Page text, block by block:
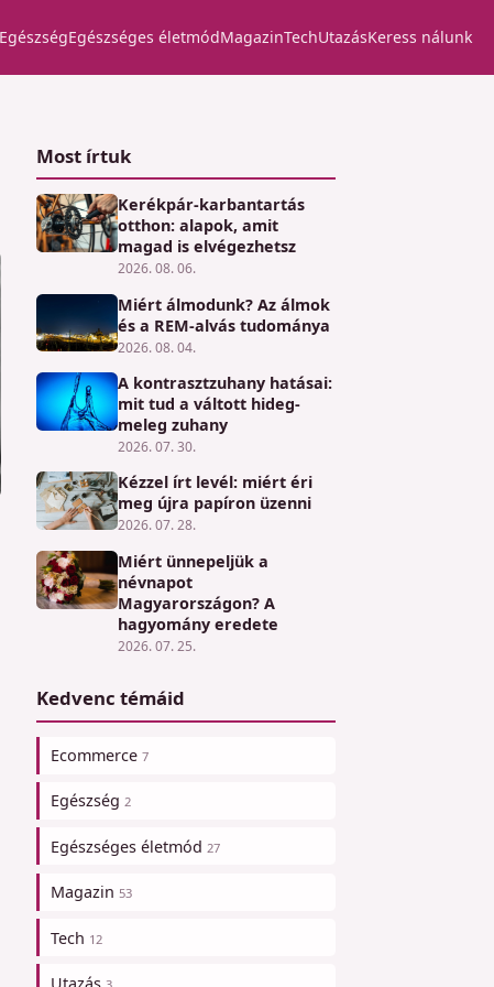
Egészséges életmódMagazinTechUtazásKeress nálunk
Most írtuk
Kerékpár-karbantartás
otthon: alapok, amit
magad is elvégezhetsz
2026. 08. 06.
Miért álmodunk? Az álmok
és a REM-alvás tudománya
2026. 08. 04.
A kontrasztzuhany hatásai:
mit tud a váltott hideg-
meleg zuhany
2026. 07. 30.
Kézzel írt levél: miért éri
meg újra papíron üzenni
2026. 07. 28.
Miért ünnepeljük a
névnapot
Magyarországon? A
hagyomány eredete
2026. 07. 25.
Kedvenc témáid
Ecommerce 7
Egészség 2
Egészséges életmód 27
Magazin 53
Tech 12